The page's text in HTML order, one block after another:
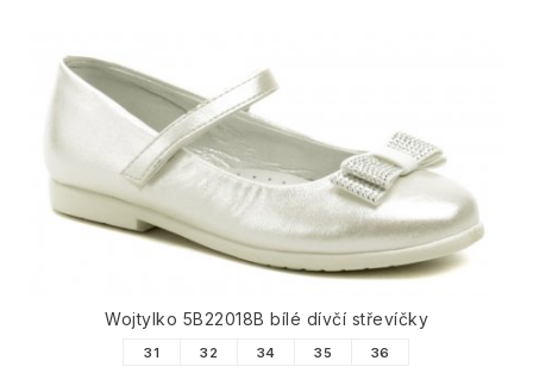
Wojtylko 5B22018B bílé dívčí střevíčky
31 32 34 35 36